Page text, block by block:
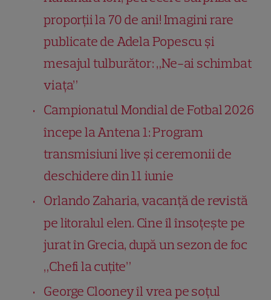
proporții la 70 de ani! Imagini rare
publicate de Adela Popescu și
mesajul tulburător: „Ne-ai schimbat
viața”
Campionatul Mondial de Fotbal 2026
începe la Antena 1: Program
transmisiuni live și ceremonii de
deschidere din 11 iunie
Orlando Zaharia, vacanță de revistă
pe litoralul elen. Cine îl însoțește pe
jurat în Grecia, după un sezon de foc
„Chefi la cuțite”
George Clooney îl vrea pe soțul